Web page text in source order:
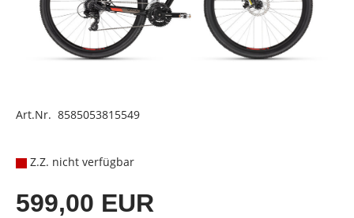
Art.Nr. 8585053815549
Z.Z. nicht verfügbar
599,00 EUR